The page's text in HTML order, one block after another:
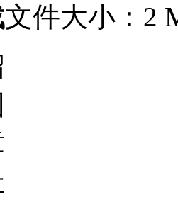
文件大小：2